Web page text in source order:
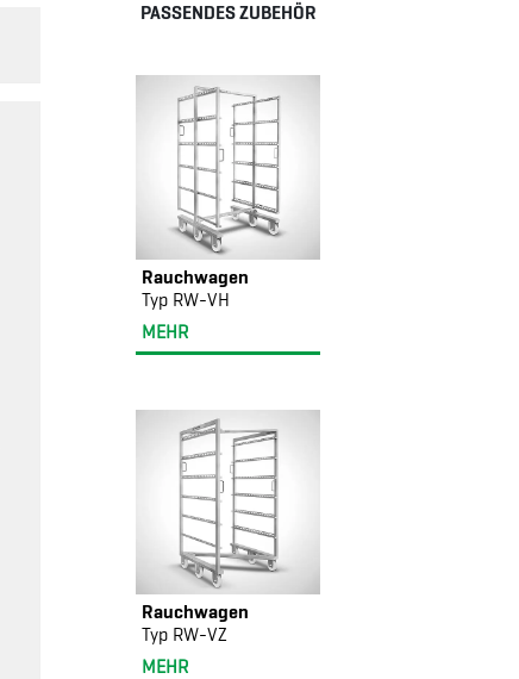
PASSENDES ZUBEHÖR
Rauchwagen
Typ RW-VH
MEHR
Rauchwagen
Typ RW-VZ
MEHR